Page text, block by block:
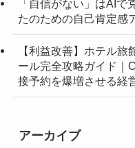
「自信がない」はAI
たのための自己肯定感
【利益改善】ホテル
ール完全攻略ガイド｜
接予約を爆増させる経
アーカイブ